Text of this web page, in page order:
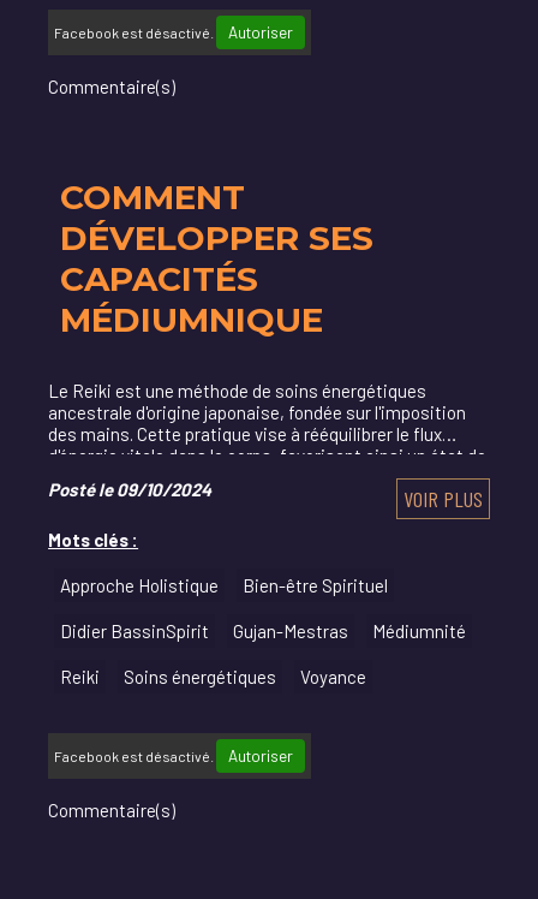
Facebook est désactivé. Autoriser
Commentaire(s)
COMMENT
DÉVELOPPER SES
CAPACITÉS
MÉDIUMNIQUE
Le Reiki est une méthode de soins énergétiques
ancestrale d'origine japonaise, fondée sur l'imposition
des mains. Cette pratique vise à rééquilibrer le flux
d'énergie vitale dans le corps, favorisant ainsi un état de
Posté le 09/10/2024 VOIR PLUS
Mots clés :
Approche Holistique Bien-être Spirituel
Didier BassinSpirit Gujan-Mestras Médiumnité
Reiki Soins énergétiques Voyance
Facebook est désactivé. Autoriser
Commentaire(s)